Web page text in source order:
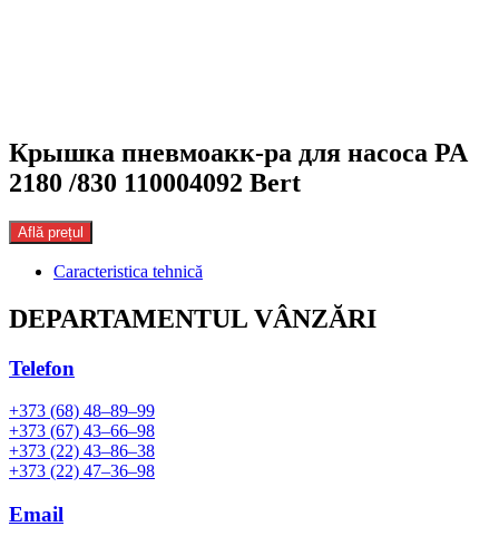
Крышка пневмоакк-ра для насоса PA
2180 /830 110004092 Bert
Află prețul
Caracteristica tehnică
DEPARTAMENTUL VÂNZĂRI
Telefon
+373 (68) 48–89–99
+373 (67) 43–66–98
+373 (22) 43–86–38
+373 (22) 47–36–98
Email